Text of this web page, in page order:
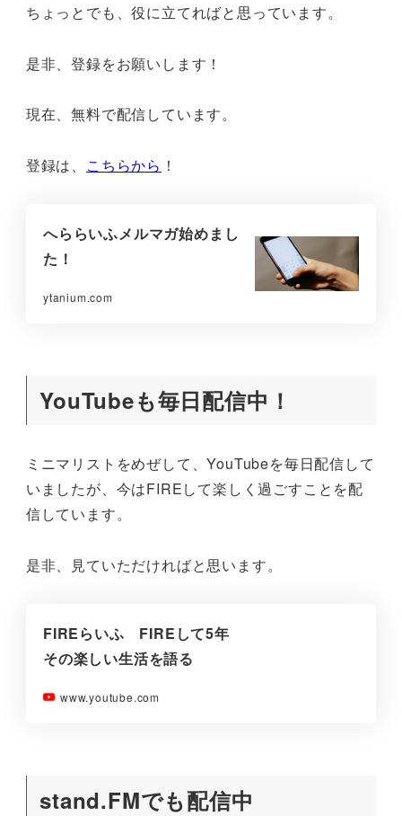
ちょっとでも、役に立てればと思っています。
是非、登録をお願いします！
現在、無料で配信しています。
登録は、 こちらから ！
へららいふメルマガ始めまし
た！
ytanium.com
YouTubeも毎日配信中！
ミニマリストをめぜして、YouTubeを毎日配信して
いましたが、今はFIREして楽しく過ごすことを配
信しています。
是非、見ていただければと思います。
FIREらいふ FIREして5年
その楽しい生活を語る
www.youtube.com
stand.FMでも配信中